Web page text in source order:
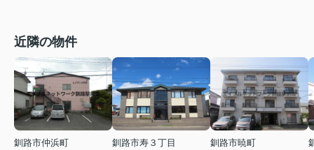
近隣の物件
釧路市仲浜町
釧路市寿３丁目
釧路市暁町